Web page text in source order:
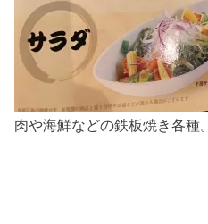
肉や海鮮などの鉄板焼き各種。